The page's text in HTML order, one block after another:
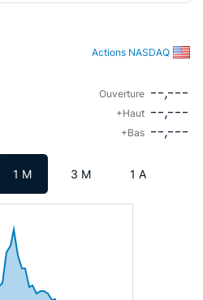
Actions NASDAQ
Ouverture --,---
+Haut --,---
+Bas --,---
1 M 3 M 1 A